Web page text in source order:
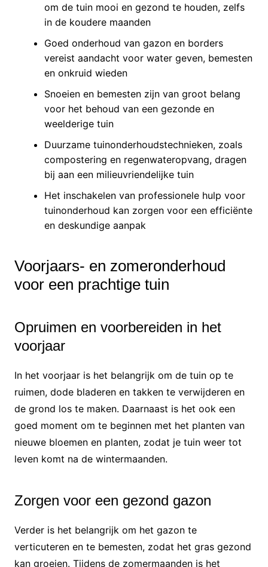
om de tuin mooi en gezond te houden, zelfs
in de koudere maanden
Goed onderhoud van gazon en borders
vereist aandacht voor water geven, bemesten
en onkruid wieden
Snoeien en bemesten zijn van groot belang
voor het behoud van een gezonde en
weelderige tuin
Duurzame tuinonderhoudstechnieken, zoals
compostering en regenwateropvang, dragen
bij aan een milieuvriendelijke tuin
Het inschakelen van professionele hulp voor
tuinonderhoud kan zorgen voor een efficiënte
en deskundige aanpak
Voorjaars- en zomeronderhoud
voor een prachtige tuin
Opruimen en voorbereiden in het
voorjaar
In het voorjaar is het belangrijk om de tuin op te
ruimen, dode bladeren en takken te verwijderen en
de grond los te maken. Daarnaast is het ook een
goed moment om te beginnen met het planten van
nieuwe bloemen en planten, zodat je tuin weer tot
leven komt na de wintermaanden.
Zorgen voor een gezond gazon
Verder is het belangrijk om het gazon te
verticuteren en te bemesten, zodat het gras gezond
kan groeien. Tijdens de zomermaanden is het